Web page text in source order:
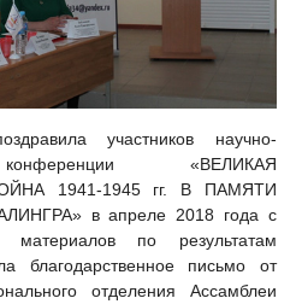
участников научно-
«ВЕЛИКАЯ
1941-1945 гг. В ПАМЯТИ
в апреле 2018 года с
материалов по результатам
благодарственное письмо от
отделения Ассамблеи